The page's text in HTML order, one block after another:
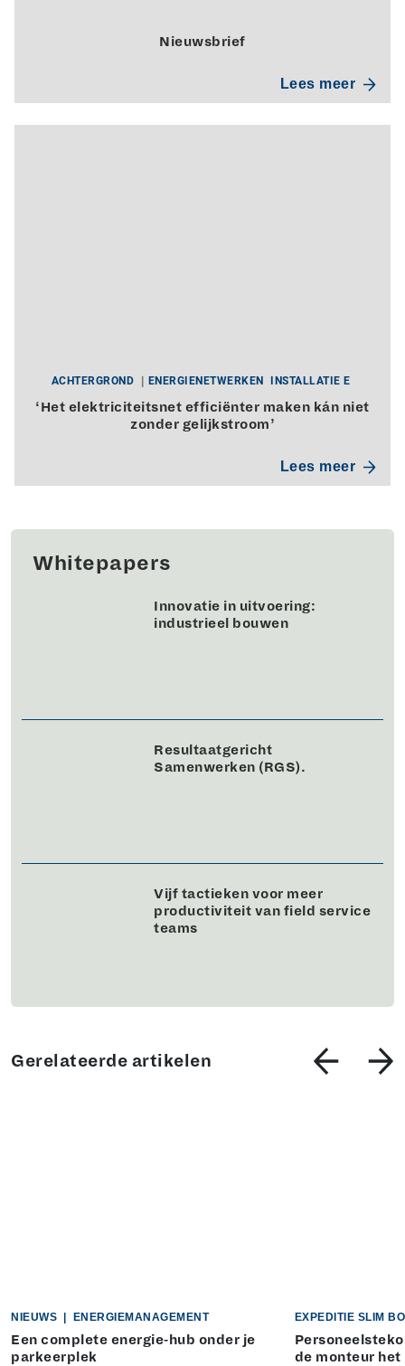
Nieuwsbrief
Lees meer
ACHTERGROND ENERGIENETWERKEN INSTALLATIE E
‘Het elektriciteitsnet efficiënter maken kán niet
zonder gelijkstroom’
Lees meer
Whitepapers
Innovatie in uitvoering:
industrieel bouwen
Resultaatgericht
Samenwerken (RGS).
Vijf tactieken voor meer
productiviteit van field service
teams
Gerelateerde artikelen
NIEUWS ENERGIEMANAGEMENT
Een complete energie-hub onder je
parkeerplek
EXPEDITIE SLIM
de monteur